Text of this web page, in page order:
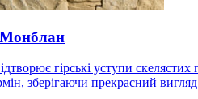
Монблан
гірські уступи
зберігаючи прекрасний